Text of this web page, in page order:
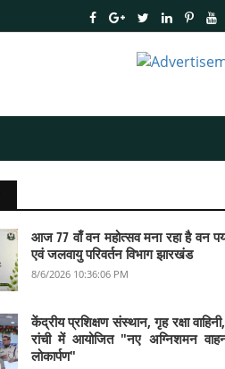
आज 77 वाँ वन महोत्सव मना रहा है वन
एवं जलवायु परिवर्तन विभाग झारखंड
8/6/2026 10:36:06 PM
केंद्रीय प्रशिक्षण संस्थान, गृह रक्षा वाहिनी,
रांची में आयोजित "नए अग्निशमन
लोकार्पण"